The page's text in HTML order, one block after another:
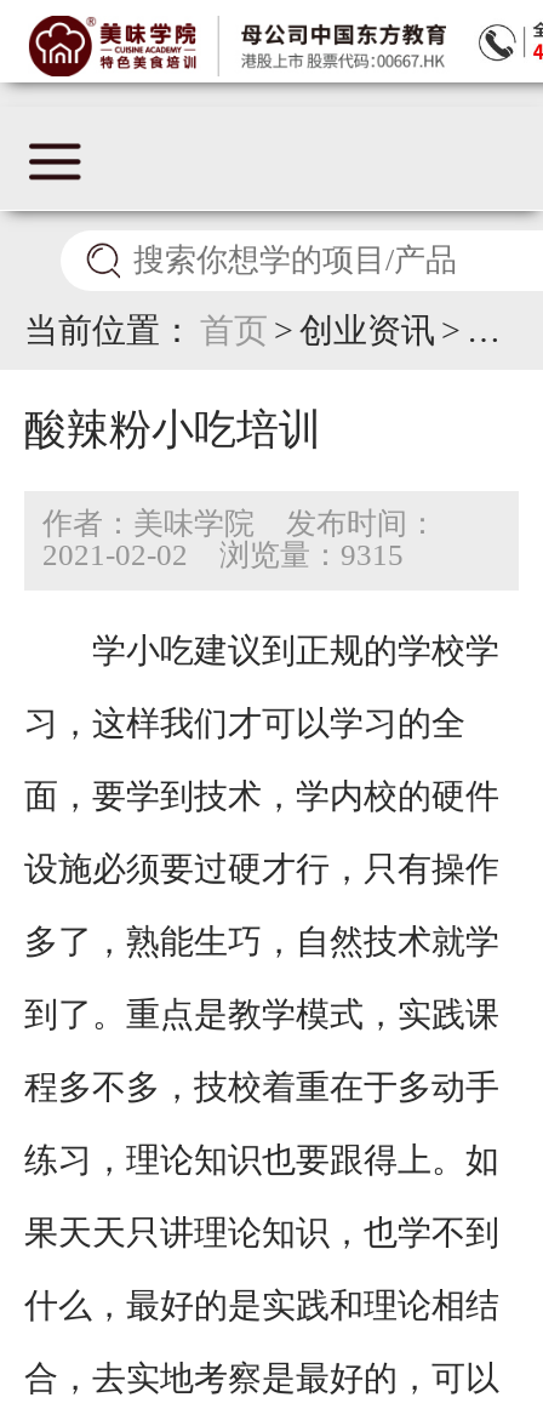
当前位置： 首页 >创业资讯 > 酸
辣粉小吃培训
酸辣粉小吃培训
作者：美味学院
发布时间：
2021-02-02
浏览量：9315
学小吃建议到正规的学校学
习，这样我们才可以学习的全
面，要学到技术，学内校的硬件
设施必须要过硬才行，只有操作
多了，熟能生巧，自然技术就学
到了。重点是教学模式，实践课
程多不多，技校着重在于多动手
练习，理论知识也要跟得上。如
果天天只讲理论知识，也学不到
什么，最好的是实践和理论相结
合，去实地考察是最好的，可以